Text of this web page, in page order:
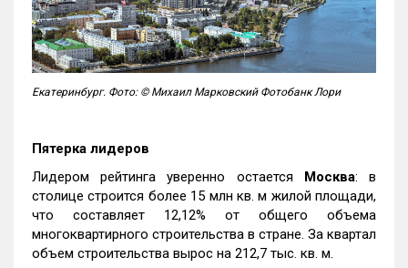
Екатеринбург. Фото: © Михаил Марковский Фотобанк Лори
Пятерка лидеров
Лидером рейтинга уверенно остается Москва: в
столице строится более 15 млн кв. м жилой площади,
что составляет 12,12% от общего объема
многоквартирного строительства в стране. За квартал
объем строительства вырос на 212,7 тыс. кв. м.